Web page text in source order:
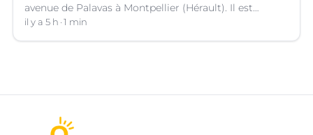
avenue de Palavas à Montpellier (Hérault). Il est
suspecté d'avoir volé le sac d'une cliente.
il y a 5 h 1 min